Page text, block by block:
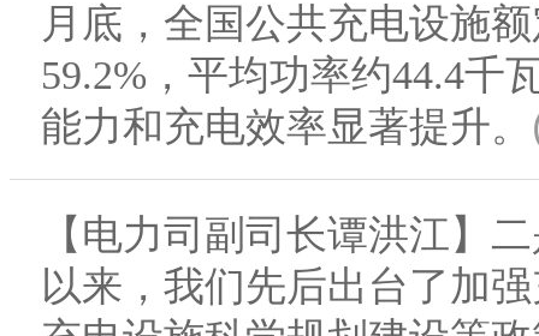
月底，全国公共充电设施
59.2%，平均功率约44.4千
能力和充电效率显著提升。
【电力司副司长谭洪江】
以来，我们先后出台了加